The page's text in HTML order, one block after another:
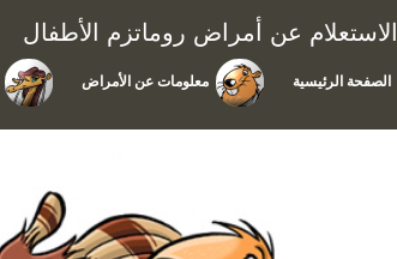
الاستعلام عن أمراض روماتزم الأطفال
الصفحة الرئيسية معلومات عن الأمراض